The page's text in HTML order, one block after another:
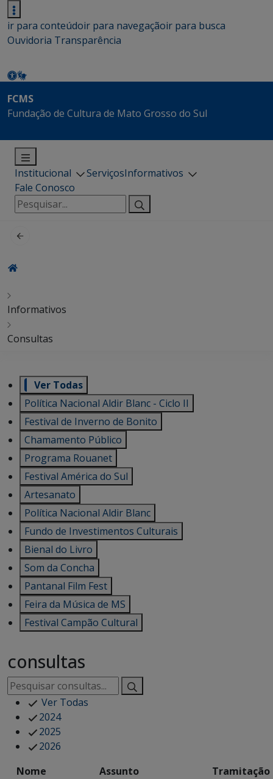
ir para conteúdoir para navegaçãoir para busca
Ouvidoria Transparência
FCMS
Fundação de Cultura de Mato Grosso do Sul
Institucional ServiçosInformativos
Fale Conosco
Pesquisar
por:
Informativos
Consultas
Ver Todas
Política Nacional Aldir Blanc - Ciclo II
Festival de Inverno de Bonito
Chamamento Público
Programa Rouanet
Festival América do Sul
Artesanato
Política Nacional Aldir Blanc
Fundo de Investimentos Culturais
Bienal do Livro
Som da Concha
Pantanal Film Fest
Feira da Música de MS
Festival Campão Cultural
consultas
Ver Todas
2024
2025
2026
Nome
Assunto Tramitação